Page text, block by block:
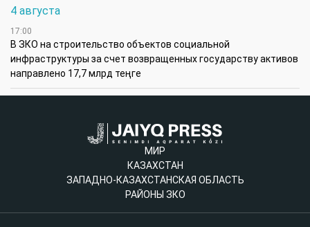
4 августа
17:00
В ЗКО на строительство объектов социальной
инфраструктуры за счет возвращенных государству активов
направлено 17,7 млрд теңге
МИР
КАЗАХСТАН
ЗАПАДНО-КАЗАХСТАНСКАЯ ОБЛАСТЬ
РАЙОНЫ ЗКО